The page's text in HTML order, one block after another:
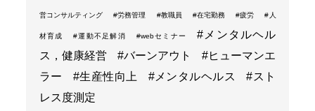
営コンサルティング #労務管理 #教職員 #在宅勤務 #疲労 #人
材育成 #運動不足解消 #webセミナー
#メンタルヘル
ス，健康経営
#バーンアウト
#ヒューマンエ
ラー
#生産性向上 #メンタルヘルス
#スト
レス度測定